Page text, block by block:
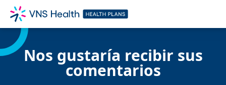
Nos gustaría recibir sus
comentarios